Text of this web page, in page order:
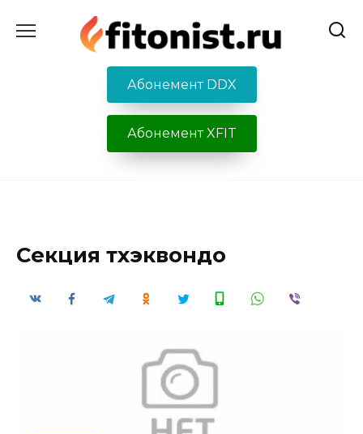
содержанию
Абонемент DDX
Абонемент XFIT
Секция тхэквондо